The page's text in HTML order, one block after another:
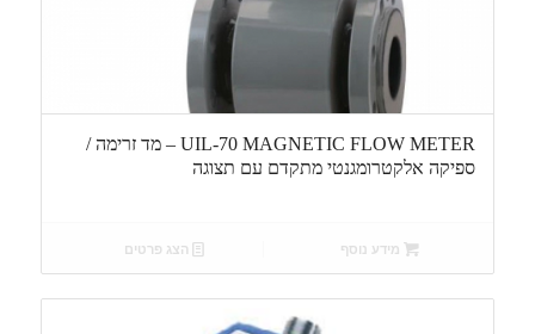
UIL-70 MAGNETIC FLOW METER – מד זרימה /
ספיקה אלקטרומגנטי מתקדם עם תצוגה
מידע נוסף הצג פרטים